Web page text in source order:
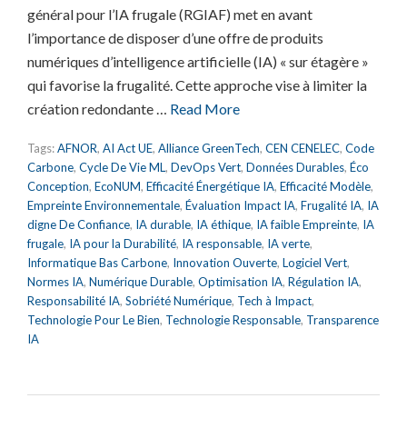
général pour l’IA frugale (RGIAF) met en avant
l’importance de disposer d’une offre de produits
numériques d’intelligence artificielle (IA) « sur étagère »
qui favorise la frugalité. Cette approche vise à limiter la
création redondante … Read More
Tags:AFNOR, AI Act UE, Alliance GreenTech, CEN CENELEC, Code
Carbone, Cycle De Vie ML, DevOps Vert, Données Durables, Éco
Conception, EcoNUM, Efficacité Énergétique IA, Efficacité Modèle,
Empreinte Environnementale, Évaluation Impact IA, Frugalité IA, IA
digne De Confiance, IA durable, IA éthique, IA faible Empreinte, IA
frugale, IA pour la Durabilité, IA responsable, IA verte,
Informatique Bas Carbone, Innovation Ouverte, Logiciel Vert,
Normes IA, Numérique Durable, Optimisation IA, Régulation IA,
Responsabilité IA, Sobriété Numérique, Tech à Impact,
Technologie Pour Le Bien, Technologie Responsable, Transparence
IA